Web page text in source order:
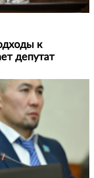
к
депутат